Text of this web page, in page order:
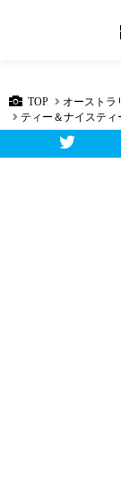
TOP
オーストラ
ティー＆ナイスティ